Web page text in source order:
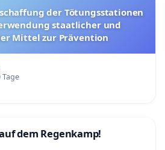
staatlicher und
Mittel zur Prävention
dem Regenkamp!